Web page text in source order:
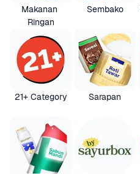
Makanan
Ringan
Sembako
21+ Category Sarapan